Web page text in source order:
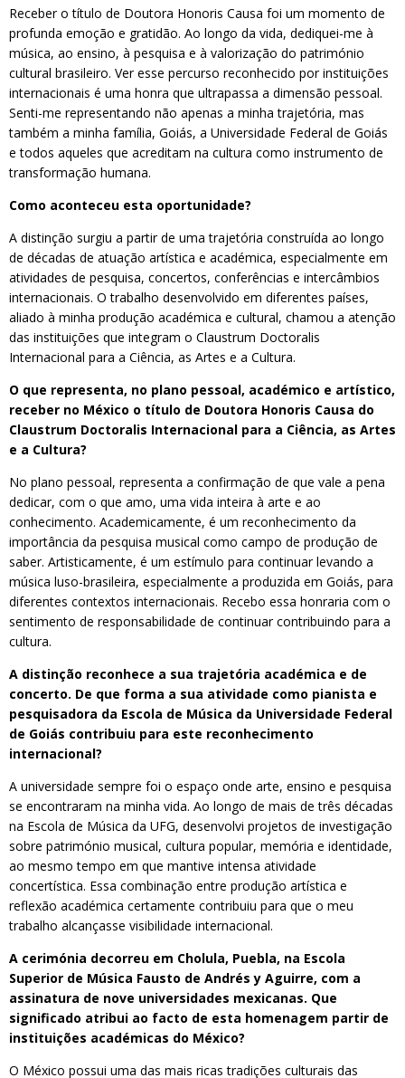
Receber o título de Doutora Honoris Causa foi um momento de
profunda emoção e gratidão. Ao longo da vida, dediquei-me à
música, ao ensino, à pesquisa e à valorização do património
cultural brasileiro. Ver esse percurso reconhecido por instituições
internacionais é uma honra que ultrapassa a dimensão pessoal.
Senti-me representando não apenas a minha trajetória, mas
também a minha família, Goiás, a Universidade Federal de Goiás
e todos aqueles que acreditam na cultura como instrumento de
transformação humana.
Como aconteceu esta oportunidade?
A distinção surgiu a partir de uma trajetória construída ao longo
de décadas de atuação artística e académica, especialmente em
atividades de pesquisa, concertos, conferências e intercâmbios
internacionais. O trabalho desenvolvido em diferentes países,
aliado à minha produção académica e cultural, chamou a atenção
das instituições que integram o Claustrum Doctoralis
Internacional para a Ciência, as Artes e a Cultura.
O que representa, no plano pessoal, académico e artístico,
receber no México o título de Doutora Honoris Causa do
Claustrum Doctoralis Internacional para a Ciência, as Artes
e a Cultura?
No plano pessoal, representa a confirmação de que vale a pena
dedicar, com o que amo, uma vida inteira à arte e ao
conhecimento. Academicamente, é um reconhecimento da
importância da pesquisa musical como campo de produção de
saber. Artisticamente, é um estímulo para continuar levando a
música luso-brasileira, especialmente a produzida em Goiás, para
diferentes contextos internacionais. Recebo essa honraria com o
sentimento de responsabilidade de continuar contribuindo para a
cultura.
A distinção reconhece a sua trajetória académica e de
concerto. De que forma a sua atividade como pianista e
pesquisadora da Escola de Música da Universidade Federal
de Goiás contribuiu para este reconhecimento
internacional?
A universidade sempre foi o espaço onde arte, ensino e pesquisa
se encontraram na minha vida. Ao longo de mais de três décadas
na Escola de Música da UFG, desenvolvi projetos de investigação
sobre património musical, cultura popular, memória e identidade,
ao mesmo tempo em que mantive intensa atividade
concertística. Essa combinação entre produção artística e
reflexão académica certamente contribuiu para que o meu
trabalho alcançasse visibilidade internacional.
A cerimónia decorreu em Cholula, Puebla, na Escola
Superior de Música Fausto de Andrés y Aguirre, com a
assinatura de nove universidades mexicanas. Que
significado atribui ao facto de esta homenagem partir de
instituições académicas do México?
O México possui uma das mais ricas tradições culturais das